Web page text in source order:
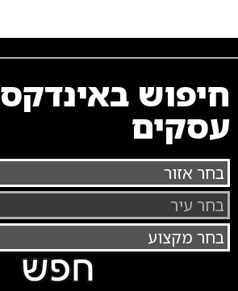
חיפוש באינדקס
עסקים